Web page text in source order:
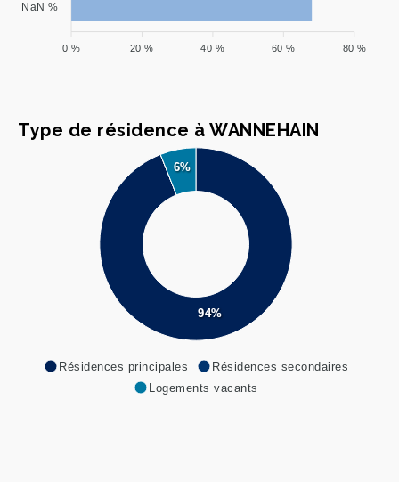
NaN %
80 %
60 %
40 %
20 %
0 %
Type de résidence à WANNEHAIN
94%
6%
Résidences principales
Résidences secondaires
Logements vacants